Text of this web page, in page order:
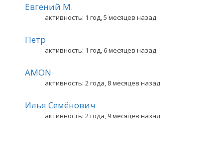
Евгений М.
активность: 1 год, 5 месяцев назад
Петр
активность: 1 год, 6 месяцев назад
AMON
активность: 2 года, 8 месяцев назад
Илья Семёнович
активность: 2 года, 9 месяцев назад